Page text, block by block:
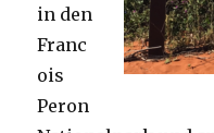
in den
Franc
ois
Peron